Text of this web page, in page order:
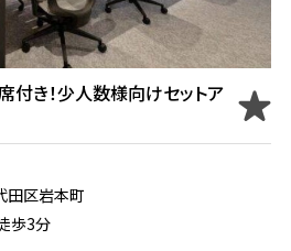
付き！少人数様向けセットア
田区岩本町
歩3分